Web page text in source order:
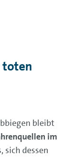
toten
bleibt
im
sich dessen